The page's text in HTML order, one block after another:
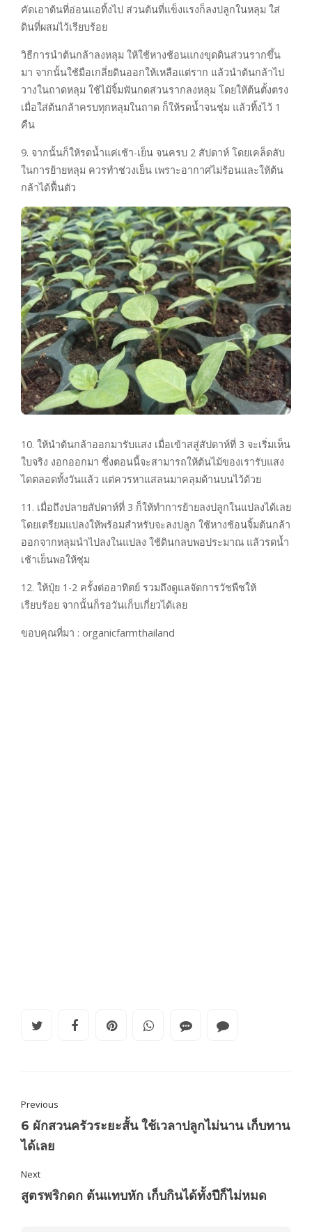
คัดเอาต้นที่อ่อนแอทิ้งไป ส่วนต้นที่แข็งแรงก็ลงปลูกในหลุม ใส่
ดินที่ผสมไว้เรียบร้อย
วิธีการนำต้นกล้าลงหลุม ให้ใช้หางช้อนแกงขุดดินส่วนรากขึ้น
มา จากนั้นใช้มือเกลี่ยดินออกให้เหลือแต่ราก แล้วนำต้นกล้าไป
วางในถาดหลุม ใช้ไม้จิ้มฟันกดส่วนรากลงหลุม โดยให้ต้นตั้งตรง
เมื่อใส่ต้นกล้าครบทุกหลุมในถาด ก็ให้รดน้ำจนชุ่ม แล้วทิ้งไว้ 1
คืน
9. จากนั้นก็ให้รดน้ำแค่เช้า-เย็น จนครบ 2 สัปดาห์ โดยเคล็ดลับ
ในการย้ายหลุม ควรทำช่วงเย็น เพราะอากาศไม่ร้อนและให้ต้น
กล้าได้ฟื้นตัว
10. ให้นำต้นกล้าออกมารับแสง เมื่อเข้าสสู่สัปดาห์ที่ 3 จะเริ่มเห็น
ใบจริง งอกออกมา ซึ่งตอนนี้จะสามารถให้ต้นไม้ของเรารับแสง
ไดตลอดทั้งวันแล้ว แต่ควรหาแสลนมาคลุมด้านบนไว้ด้วย
11. เมื่อถึงปลายสัปดาห์ที่ 3 ก็ให้ทำการย้ายลงปลูกในแปลงได้เลย
โดยเตรียมแปลงให้พร้อมสำหรับจะลงปลูก ใช้หางช้อนจิ้มต้นกล้า
ออกจากหลุมนำไปลงในแปลง ใช้ดินกลบพอประมาณ แล้วรดน้ำ
เช้าเย็นพอให้ชุ่ม
12. ให้ปุ๋ย 1-2 ครั้งต่ออาทิตย์ รวมถึงดูแลจัดการวัชพืชให้
เรียบร้อย จากนั้นก็รอวันเก็บเกี่ยวได้เลย
ขอบคุณที่มา : organicfarmthailand
Previous
6 ผักสวนครัวระยะสั้น ใช้เวลาปลูกไม่นาน เก็บทาน
ได้เลย
Next
สูตรพริกดก ต้นแทบหัก เก็บกินได้ทั้งปีก็ไม่หมด